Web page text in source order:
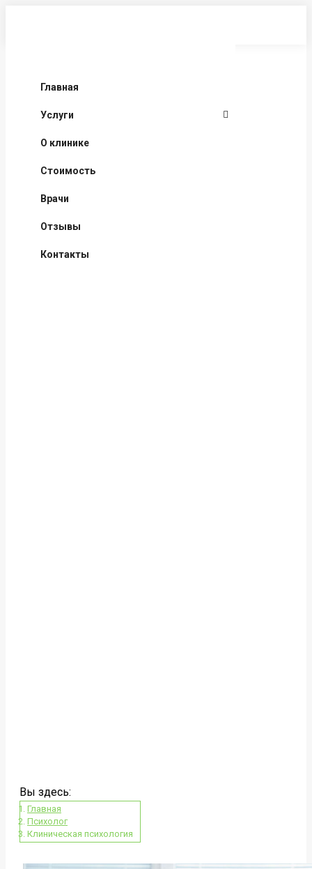
Главная
Услуги
О клинике
Стоимость
Врачи
Отзывы
Контакты
Вы здесь:
Главная
Психолог
Клиническая психология